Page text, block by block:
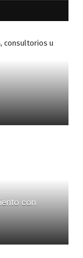
con